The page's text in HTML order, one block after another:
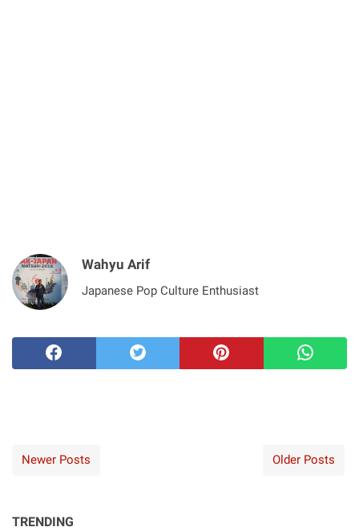
Wahyu Arif
Japanese Pop Culture Enthusiast
Newer Posts Older Posts
TRENDING